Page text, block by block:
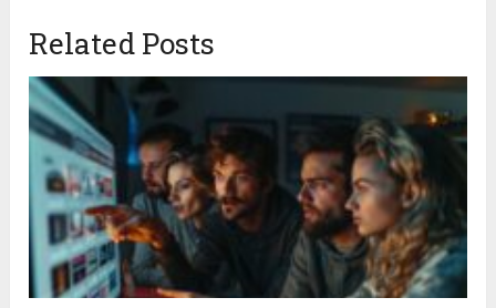
Related Posts